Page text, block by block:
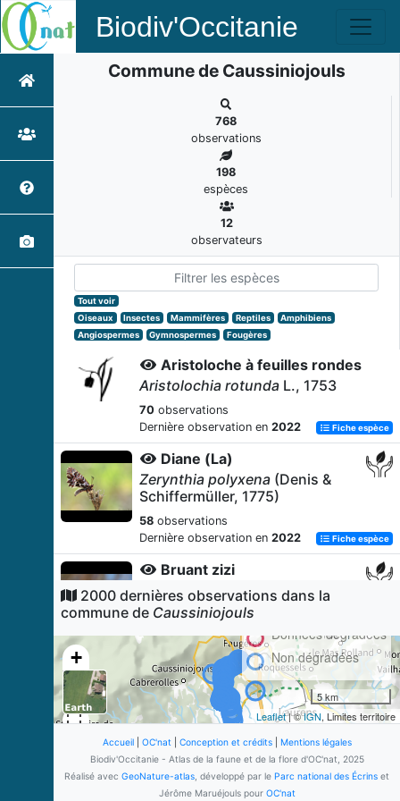
Biodiv'Occitanie
Commune de Caussiniojouls
768
observations
198
espèces
12
observateurs
Tout voir
Oiseaux
Insectes Mammifères Reptiles
Amphibiens
Angiospermes
Gymnospermes Fougères
Aristoloche à feuilles rondes
Aristolochia rotunda L., 1753
70 observations
Dernière observation en 2022 Fiche espèce
Diane (La)
Zerynthia polyxena (Denis &
Schiffermüller, 1775)
58 observations
Dernière observation en 2022 Fiche espèce
Bruant zizi
Emberiza cirlusLinnaeus, 1766
23 observations
Fauvette mélanocéphale
Sylvia melanocephala(Gmelin,
1789)
21observations
Dernière observation en2024 Fiche espèce
Serin cini
Serinus serinus(Linnaeus, 1766)
2000 dernières observations dans la
commune de Caussiniojouls
+
Données dégradées
Non dégradées
5 km
Leaflet| ©IGN, Limites territoire
Accueil| OC'nat| Conception et crédits| Mentions légales
Biodiv'Occitanie - Atlas de la faune et de la flore d'OC'nat, 2025
Réalisé avec GeoNature-atlas , développé par le Parc national des Écrins et
Jérôme Maruéjouls pour OC'nat